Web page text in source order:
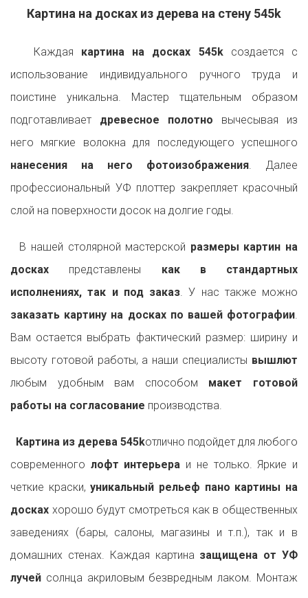
Картина на досках из дерева на стену 545k
Каждая картина на досках 545kсоздается с
использование индивидуального ручного труда и
поистине уникальна. Мастер тщательным образом
подготавливает древесное полотно вычесывая из
него мягкие волокна для последующего успешного
нанесения на него фотоизображения. Далее
профессиональный УФ плоттер закрепляет красочный
слой на поверхности досок на долгие годы.
В нашей столярной мастерской размеры картин на
досках представлены как в стандартных
исполнениях, так и под заказ. У нас также можно
заказать картину на досках по вашей фотографии.
Вам остается выбрать фактический размер: ширину и
высоту готовой работы, а наши специалисты вышлют
любым удобным вам способом макет готовой
работы на согласование производства.
Картина из дерева 545kотлично подойдет для любого
современного лофт интерьера и не только. Яркие и
четкие краски,уникальный рельеф пано картины на
досках хорошо будут смотреться как в общественных
заведениях (бары, салоны, магазины и т.п.), так и в
домашних стенах. Каждая картина защищена от УФ
лучей солнца акриловым безвредным лаком. Монтаж